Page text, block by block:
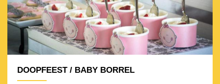
DOOPFEEST / BABY BORREL